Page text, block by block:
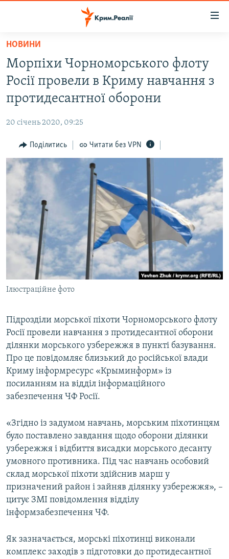
Перейти
основного
матеріалу
до
основної
Перейти
до
пошуку
ВОДА.КРИМ
ВІДЕО ТА ФОТО
БЛОГИ
ПОГЛЯД
ІНТЕРВ'Ю
ВСЕ ЗА ДЕНЬ
СПЕЦПРОЕКТИ
ДЕПОРТАЦІЯ
ВІДЕОУРОКИ «ELIFBE»
СВІДЧЕННЯ ОКУПАЦІЇ
УКРАЇНСЬКА ПРОБЛЕМА КРИМУ
ІНФОГРАФІКА
ЯК ОБІЙТИ БЛОКУВАННЯ
Русский
Qırımtatar
ДОЛУЧАЙСЯ!
Усі сайти RFE/RL
НОВИНИ
Морпіхи Чорноморського флоту
Росії провели в Криму навчання з
протидесантної оборони
20 січень 2020, 09:25
Поділитись Читати без VPN
Ілюстраційне фото
Підрозділи морської піхоти Чорноморського флоту
Росії провели навчання з протидесантної оборони
ділянки морського узбережжя в пункті базування.
Про це повідомляє близький до російської влади
Криму інформресурс «Крыминформ» із
посиланням на відділ інформаційного
забезпечення ЧФ Росії.
«Згідно із задумом навчань, морським піхотинцям
було поставлено завдання щодо оборони ділянки
узбережжя і відбиття висадки морського десанту
умовного противника. Під час навчань особовий
склад морської піхоти здійснив марш у
призначений район і зайняв ділянку узбережжя», –
цитує ЗМІ повідомлення відділу
інформзабезпечення ЧФ.
Як зазначається, морські піхотинці виконали
комплекс заходів з підготовки до протидесантної